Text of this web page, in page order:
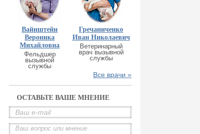
Вайнштейн
Вероника
Михайловна
Фельдшер
вызывной
службы
Гречаниченко
Иван Николаевич
Ветеринарный
врач вызывной
службы
Все врачи »
ОСТАВЬТЕ ВАШЕ МНЕНИЕ